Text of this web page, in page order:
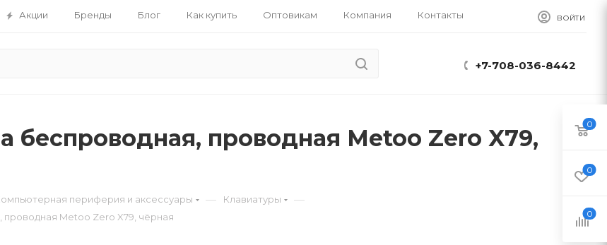
Акции Бренды Блог Как купить Оптовикам Компания Контакты ВОЙТИ
+7-708-036-8442
беспроводная, проводная Metoo Zero X79,
периферия и аксессуары — Клавиатуры —
проводная Metoo Zero X79, чёрная
0
0
0